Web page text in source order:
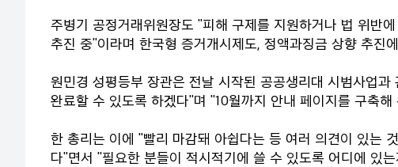
주병기 공정거래위원장도 "피해 구제를 지원하거나 법 위반
추진 중"이라며 한국형 증거개시제도, 정액과징금 상향 추진
원민경 성평등부 장관은 전날 시작된 공공생리대 시범사업
완료할 수 있도록 하겠다"며 "10월까지 안내 페이지를 구축
한 총리는 이에 "빨리 마감돼 아쉽다는 등 여러 의견이 있는
다"면서 "필요한 분들이 적시적기에 쓸 수 있도록 어디에 있